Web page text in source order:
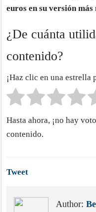
euros en su versión más
¿De cuánta
contenido?
¡Haz clic en una estrella
Hasta ahora, ¡no hay
contenido.
Tweet
Author: